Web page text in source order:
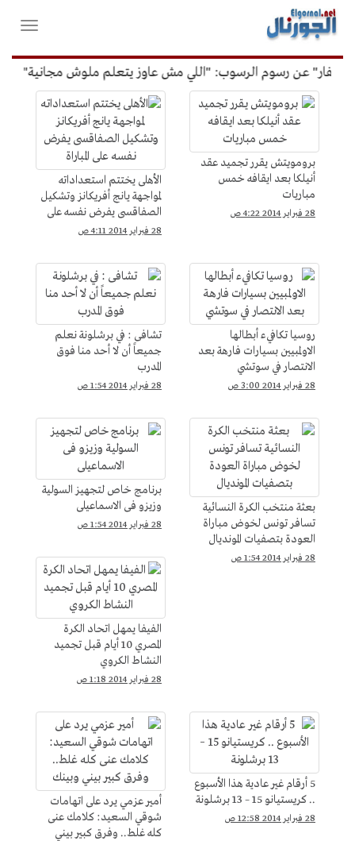
القائمة
الرئيسية
فتح
عن رسوم الرسوب: "اللي مش عاوز يتعلم ملوش مجانية"
الرياضة
برومويتش يقرر تجميد عقد
أنيلكا بعد ايقافه خمس
مباريات
28 فبراير 2014 4:22 ص
الأهلى يختتم استعداداته
لمواجهة يانج أفريكانز وتشكيل
الصفاقسى يفرض نفسه على
المباراة
28 فبراير 2014 4:11 ص
روسيا تكافيء أبطالها
الاولمبيين بسيارات فارهة بعد
الانتصار في سوتشي
28 فبراير 2014 3:00 ص
تشافى : في برشلونة نعلم
جميعاً أن لا أحد منا فوق
المدرب
28 فبراير 2014 1:54 ص
بعثة منتخب الكرة النسائية
تسافر تونس لخوض مباراة
العودة بتصفيات المونديال
28 فبراير 2014 1:54 ص
برنامج خاص لتجهيز السولية
وزيزو فى الاسماعيلى
28 فبراير 2014 1:54 ص
الفيفا يمهل اتحاد الكرة
المصري 10 أيام قبل تجميد
النشاط الكروي
28 فبراير 2014 1:18 ص
5 أرقام غير عادية هذا الأسبوع
.. كريستيانو 15 – 13 برشلونة
28 فبراير 2014 12:58 ص
أمير عزمي يرد على اتهامات
شوقي السعيد: كلامك عنى
كله غلط.. وفرق كبير بيني